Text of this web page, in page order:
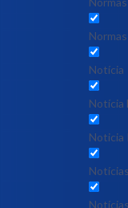
Notícia
Notícia
Noticia
Notícias
Notícias